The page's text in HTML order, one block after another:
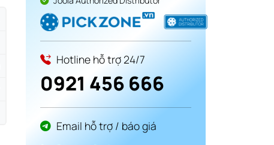
Hotline hỗ trợ 24/7
0921 456 666
Email hỗ trợ / báo giá